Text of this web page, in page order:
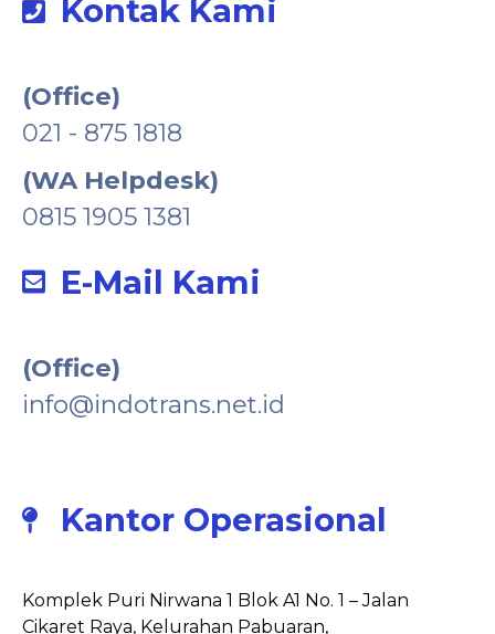
Kontak Kami
(Office)
021 - 875 1818
(WA Helpdesk)
0815 1905 1381
E-Mail Kami
(Office)
info@indotrans.net.id
Kantor Operasional
Komplek Puri Nirwana 1 Blok A1 No. 1 – Jalan
Cikaret Raya, Kelurahan Pabuaran,